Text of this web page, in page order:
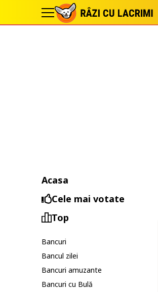
Acasa
Cele mai votate
Top
Bancuri
Bancul zilei
Bancuri amuzante
Bancuri cu Bulă